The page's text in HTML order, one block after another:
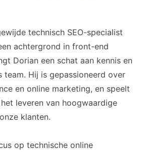
technisch SEO-specialist
achtergrond in front-end
Dorian een schat aan kennis en
team. Hij is gepassioneerd over
en online marketing, en speelt
leveren van hoogwaardige
klanten.
op technische online